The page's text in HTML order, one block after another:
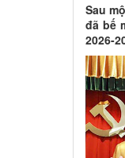
Sau
đã bế
2026-